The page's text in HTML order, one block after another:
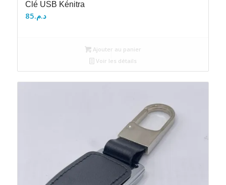
Clé USB Kénitra
د.م.85
Ajouter au panier
Voir les détails